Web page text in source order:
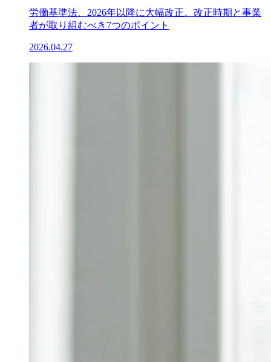
労働基準法、2026年以降に大幅改正。改正時期と事業
者が取り組むべき7つのポイント
2026.04.27